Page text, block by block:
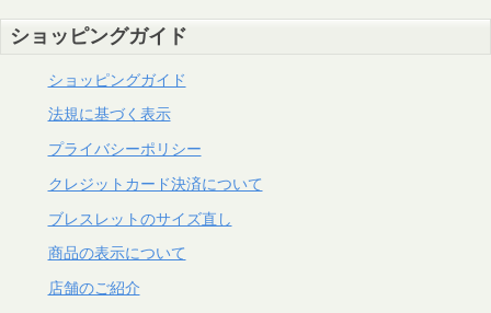
ショッピングガイド
ショッピングガイド
法規に基づく表示
プライバシーポリシー
クレジットカード決済について
ブレスレットのサイズ直し
商品の表示について
店舗のご紹介